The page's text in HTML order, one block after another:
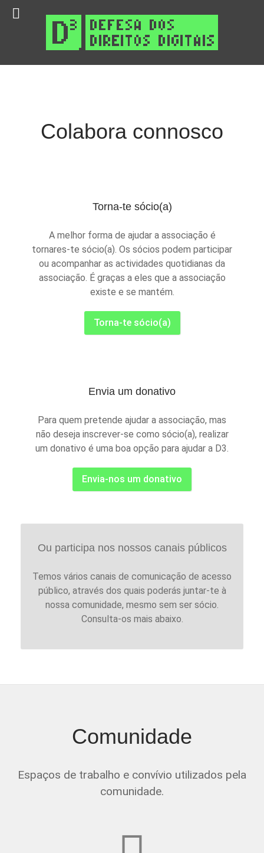
Colabora connosco
Torna-te sócio(a)
A melhor forma de ajudar a associação é
tornares-te sócio(a). Os sócios podem participar
ou acompanhar as actividades quotidianas da
associação. É graças a eles que a associação
existe e se mantém.
Torna-te sócio(a)
Envia um donativo
Para quem pretende ajudar a associação, mas
não deseja inscrever-se como sócio(a), realizar
um donativo é uma boa opção para ajudar a D3.
Envia-nos um donativo
Ou participa nos nossos canais públicos
Temos vários canais de comunicação de acesso
público, através dos quais poderás juntar-te à
nossa comunidade, mesmo sem ser sócio.
Consulta-os mais abaixo.
Comunidade
Espaços de trabalho e convívio utilizados pela
comunidade.